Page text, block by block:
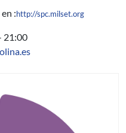
:http://spc.milset.org
21:00